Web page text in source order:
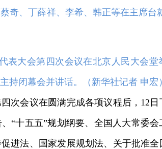
奇、丁薛祥、李希、韩正等在主席台
表大会第四次会议在北京人民大会堂
持闭幕会并讲话。（新华社记者 申宏
会议在圆满完成各项议程后，12日
“十五五”规划纲要、全国人大常委
进法、国家发展规划法、关于批准